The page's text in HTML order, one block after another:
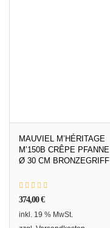
MAUVIEL M’HÉRITAGE
M’150B CRÊPE PFANNE
Ø 30 CM BRONZEGRIFF
374,00€
inkl. 19 % MwSt.